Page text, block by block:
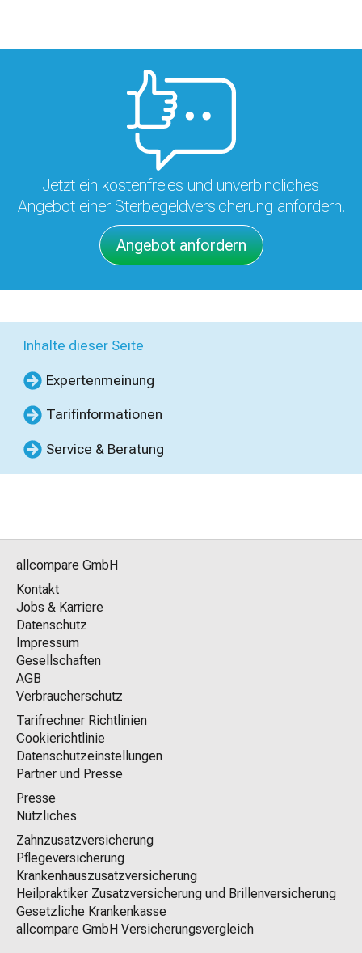
Jetzt ein kostenfreies und unverbindliches
Angebot einer Sterbegeldversicherung anfordern.
Angebot anfordern
Inhalte dieser Seite
Expertenmeinung
Tarifinformationen
Service & Beratung
allcompare GmbH
Kontakt
Jobs & Karriere
Datenschutz
Impressum
Gesellschaften
AGB
Verbraucherschutz
Tarifrechner Richtlinien
Cookierichtlinie
Datenschutzeinstellungen
Partner und Presse
Presse
Nützliches
Zahnzusatzversicherung
Pflegeversicherung
Krankenhauszusatzversicherung
Heilpraktiker Zusatzversicherung und Brillenversicherung
Gesetzliche Krankenkasse
allcompare GmbH Versicherungsvergleich